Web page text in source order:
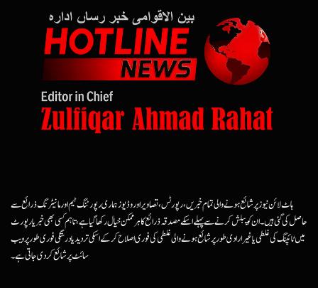
ہاٹ لائن نیوز پر شائع ہونے والی تمام خبریں، رپورٹس، تصاویر اور وڈیوز ہماری رپورٹنگ ٹیم اور مانیٹرنگ ذرائع سے
حاصل کی گئی ہیں۔ ان کو پبلش کرنے سے پہلے اسکے مصدقہ ذرائع کا ہرممکن خیال رکھا گیا ہے، تاہم کسی بھی خبر یا رپورٹ
میں ٹائپنگ کی غلطی یا غیرارادی طور پر شائع ہونے والی غلطی کی فوری اصلاح کرکے اسکی تردید یا درستگی فوری طور پر ویب
سائٹ پر شائع کردی جاتی ہے۔